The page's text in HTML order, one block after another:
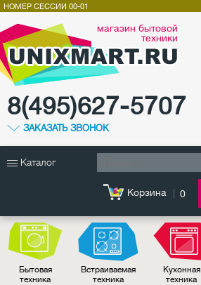
магазин бытовой
техники
8(495)627-5707
ЗАКАЗАТЬ ЗВОНОК
НОМЕР СЕССИИ 00-01
Каталог
Корзина 0
Бытовая
техника
Встраиваемая
техника
Кухонная
техника